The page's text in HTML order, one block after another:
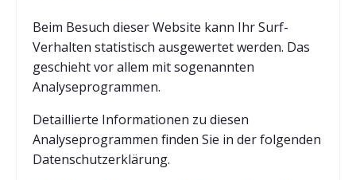
Beim Besuch dieser Website kann Ihr Surf-
Verhalten statistisch ausgewertet werden. Das
geschieht vor allem mit sogenannten
Analyseprogrammen.
Detaillierte Informationen zu diesen
Analyseprogrammen finden Sie in der folgenden
Datenschutzerklärung.